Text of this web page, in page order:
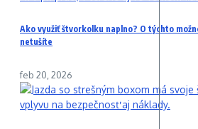
Ako využiť štvorkolku naplno? O týchto
netušíte
feb 20, 2026